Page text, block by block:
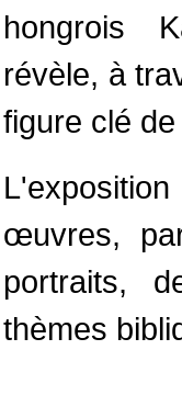
hongrois
révèle, à
figure clé
œuvres,
portraits,
thèmes